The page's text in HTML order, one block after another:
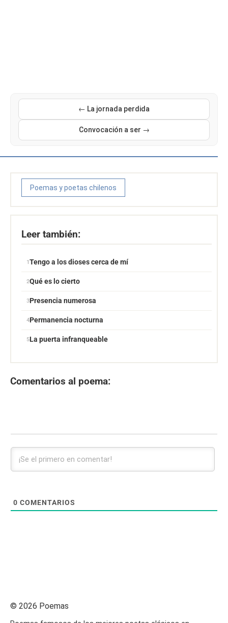
← La jornada perdida
Convocación a ser →
Poemas y poetas chilenos
Leer también:
Tengo a los dioses cerca de mí
Qué es lo cierto
Presencia numerosa
Permanencia nocturna
La puerta infranqueable
Comentarios al poema:
0 COMENTARIOS
© 2026 Poemas